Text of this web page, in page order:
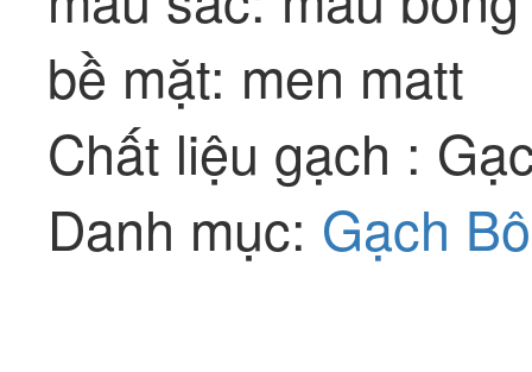
bề mặt: men matt
Chất liệu gạch :
Danh mục: Gạch